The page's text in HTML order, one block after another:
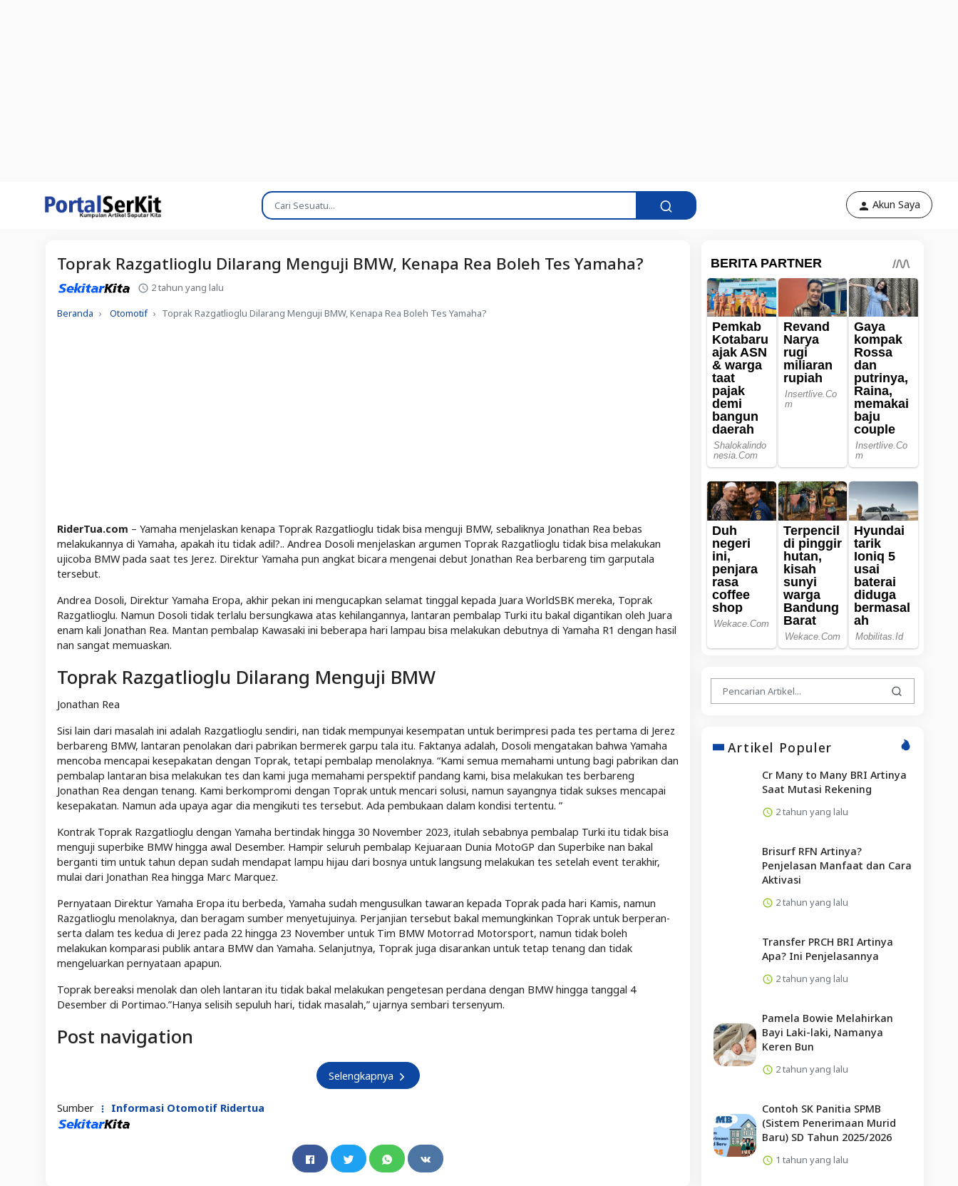
Akun Saya
Toprak Razgatlioglu Dilarang Menguji BMW, Kenapa Rea Boleh Tes Yamaha?
2 tahun yang lalu
Beranda Otomotif Toprak Razgatlioglu Dilarang Menguji BMW, Kenapa Rea Boleh Tes Yamaha?
RiderTua.com – Yamaha menjelaskan kenapa Toprak Razgatlioglu tidak bisa menguji BMW, sebaliknya Jonathan Rea bebas
melakukannya di Yamaha, apakah itu tidak adil?.. Andrea Dosoli menjelaskan argumen Toprak Razgatlioglu tidak bisa melakukan
ujicoba BMW pada saat tes Jerez. Direktur Yamaha pun angkat bicara mengenai debut Jonathan Rea berbareng tim garputala
tersebut.
Andrea Dosoli, Direktur Yamaha Eropa, akhir pekan ini mengucapkan selamat tinggal kepada Juara WorldSBK mereka, Toprak
Razgatlioglu. Namun Dosoli tidak terlalu bersungkawa atas kehilangannya, lantaran pembalap Turki itu bakal digantikan oleh Juara
enam kali Jonathan Rea. Mantan pembalap Kawasaki ini beberapa hari lampau bisa melakukan debutnya di Yamaha R1 dengan hasil
nan sangat memuaskan.
Toprak Razgatlioglu Dilarang Menguji BMW
Jonathan Rea
Sisi lain dari masalah ini adalah Razgatlioglu sendiri, nan tidak mempunyai kesempatan untuk berimpresi pada tes pertama di Jerez
berbareng BMW, lantaran penolakan dari pabrikan bermerek garpu tala itu. Faktanya adalah, Dosoli mengatakan bahwa Yamaha
mencoba mencapai kesepakatan dengan Toprak, tetapi pembalap menolaknya. “Kami semua memahami untung bagi pabrikan dan
pembalap lantaran bisa melakukan tes dan kami juga memahami perspektif pandang kami, bisa melakukan tes berbareng
Jonathan Rea dengan tenang. Kami berkompromi dengan Toprak untuk mencari solusi, namun sayangnya tidak sukses mencapai
kesepakatan. Namun ada upaya agar dia mengikuti tes tersebut. Ada pembukaan dalam kondisi tertentu. ”
Kontrak Toprak Razgatlioglu dengan Yamaha bertindak hingga 30 November 2023, itulah sebabnya pembalap Turki itu tidak bisa
menguji superbike BMW hingga awal Desember. Hampir seluruh pembalap Kejuaraan Dunia MotoGP dan Superbike nan bakal
berganti tim untuk tahun depan sudah mendapat lampu hijau dari bosnya untuk langsung melakukan tes setelah event terakhir,
mulai dari Jonathan Rea hingga Marc Marquez.
Pernyataan Direktur Yamaha Eropa itu berbeda, Yamaha sudah mengusulkan tawaran kepada Toprak pada hari Kamis, namun
Razgatlioglu menolaknya, dan beragam sumber menyetujuinya. Perjanjian tersebut bakal memungkinkan Toprak untuk berperan-
serta dalam tes kedua di Jerez pada 22 hingga 23 November untuk Tim BMW Motorrad Motorsport, namun tidak boleh
melakukan komparasi publik antara BMW dan Yamaha. Selanjutnya, Toprak juga disarankan untuk tetap tenang dan tidak
mengeluarkan pernyataan apapun.
Toprak bereaksi menolak dan oleh lantaran itu tidak bakal melakukan pengetesan perdana dengan BMW hingga tanggal 4
Desember di Portimao.”Hanya selisih sepuluh hari, tidak masalah,” ujarnya sembari tersenyum.
Post navigation
Selengkapnya
Sumber Informasi Otomotif Ridertua
Artikel Populer
Cr Many to Many BRI Artinya
Saat Mutasi Rekening
2 tahun yang lalu
Brisurf RFN Artinya?
Penjelasan Manfaat dan Cara
Aktivasi
2 tahun yang lalu
Transfer PRCH BRI Artinya
Apa? Ini Penjelasannya
2 tahun yang lalu
Pamela Bowie Melahirkan
Bayi Laki-laki, Namanya
Keren Bun
2 tahun yang lalu
Contoh SK Panitia SPMB
(Sistem Penerimaan Murid
Baru) SD Tahun 2025/2026
1 tahun yang lalu